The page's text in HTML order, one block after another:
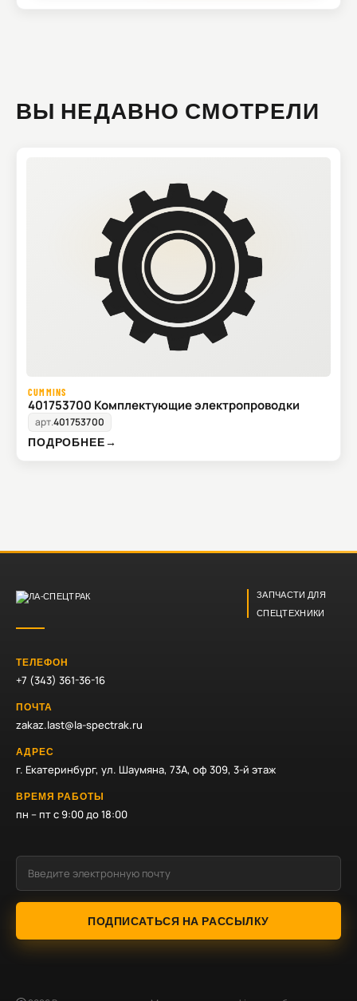
ВЫ НЕДАВНО СМОТРЕЛИ
CUMMINS
401753700 Комплектующие электропроводки
арт.401753700
ПОДРОБНЕЕ→
ЗАПЧАСТИ ДЛЯ
СПЕЦТЕХНИКИ
ТЕЛЕФОН
+7 (343) 361-36-16
ПОЧТА
zakaz.last@la-spectrak.ru
АДРЕС
г. Екатеринбург, ул. Шаумяна, 73А, оф 309, 3-й этаж
ВРЕМЯ РАБОТЫ
пн – пт с 9:00 до 18:00
ПОДПИСАТЬСЯ НА РАССЫЛКУ